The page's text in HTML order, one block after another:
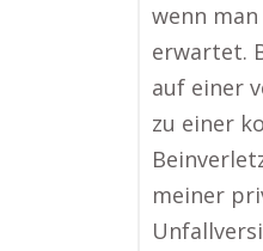
wenn
erwartet.
auf einer
zu einer
meiner